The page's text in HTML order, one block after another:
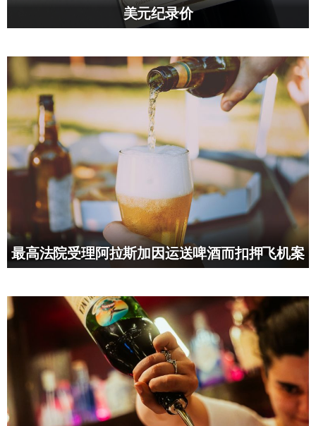
美元纪录价
最高法院受理阿拉斯加因运送啤酒而扣押飞机案